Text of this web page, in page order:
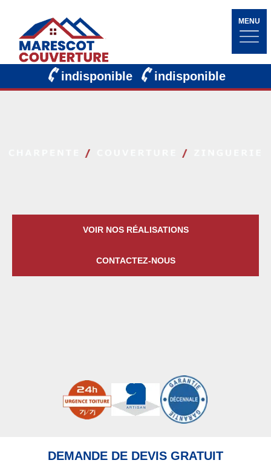
MENU
indisponible indisponible
VOIR NOS RÉALISATIONS
CONTACTEZ-NOUS
DEMANDE DE DEVIS GRATUIT